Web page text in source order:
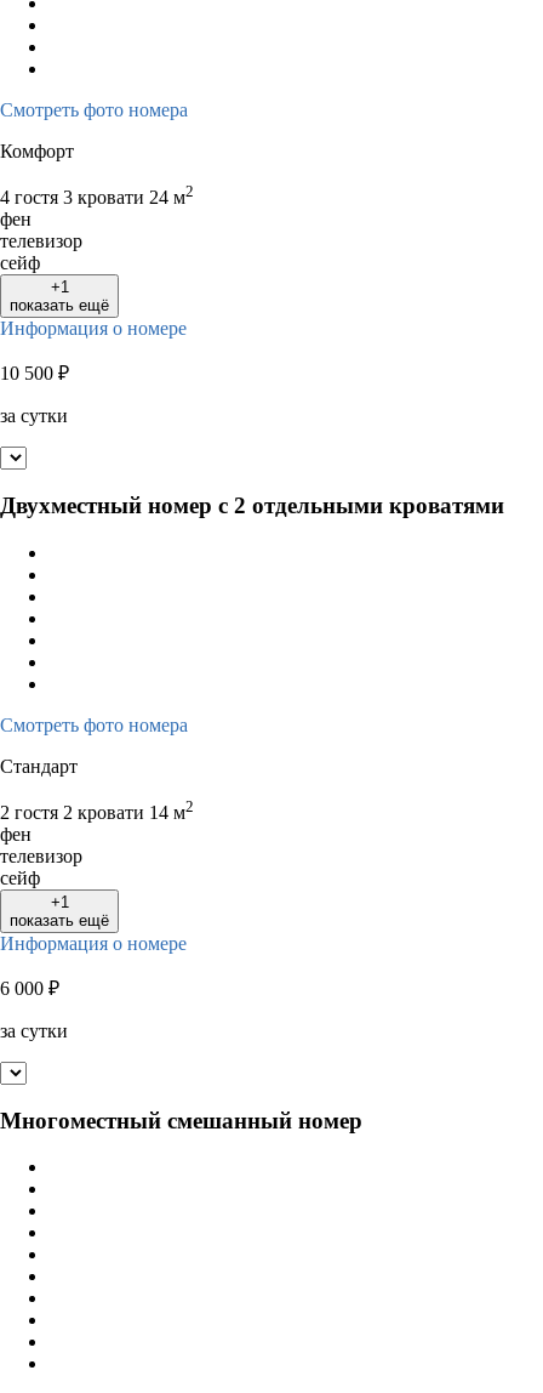
Смотреть фото номера
Комфорт
4 гостя 3 кровати 24 м2
фен
телевизор
сейф
+1
показать ещё
Информация о номере
10 500 ₽
за сутки
Двухместный номер с 2 отдельными кроватями
Смотреть фото номера
Стандарт
2 гостя 2 кровати 14 м2
фен
телевизор
сейф
+1
показать ещё
Информация о номере
6 000 ₽
за сутки
Многоместный смешанный номер